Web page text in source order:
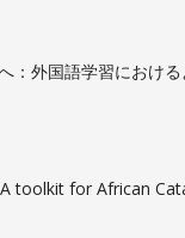
：外国語学習におけ
toolkit for African